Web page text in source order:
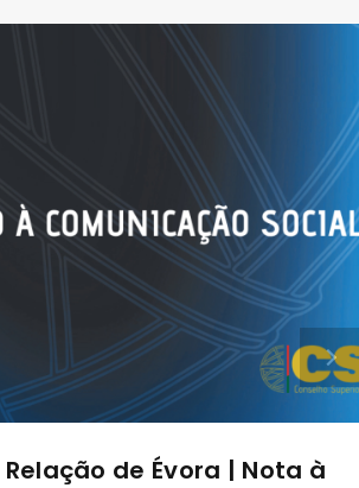
de Évora | Nota à